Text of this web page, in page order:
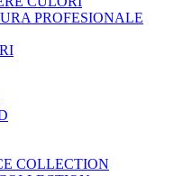
PROFESIONALE
COLLECTION